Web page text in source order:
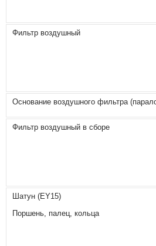
Фильтр воздушный
Основание воздушного фильтра
Фильтр воздушный в сборе
Шатун (ЕY15)
Поршень, палец, кольца